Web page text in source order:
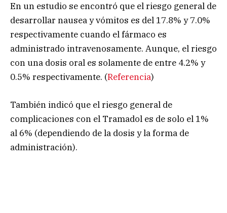
En un estudio se encontró que el riesgo general de
desarrollar nausea y vómitos es del 17.8% y 7.0%
respectivamente cuando el fármaco es
administrado intravenosamente. Aunque, el riesgo
con una dosis oral es solamente de entre 4.2% y
0.5% respectivamente. (Referencia)
También indicó que el riesgo general de
complicaciones con el Tramadol es de solo el 1%
al 6% (dependiendo de la dosis y la forma de
administración).